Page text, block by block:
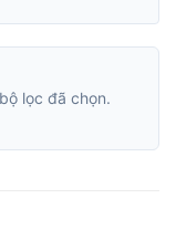
lọc đã chọn.